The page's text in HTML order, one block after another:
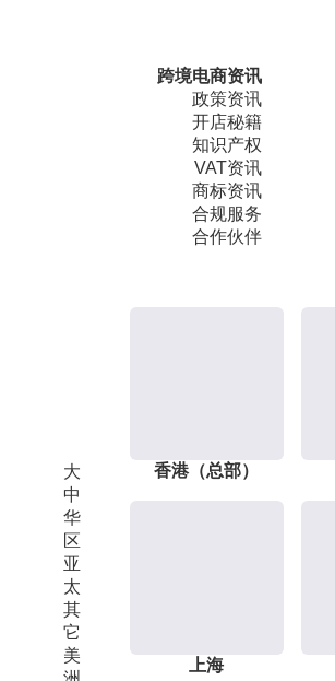
跨境电商资讯
政策资讯
开店秘籍
知识产权
VAT资讯
商标资讯
合规服务
合作伙伴
大
中
华
区
亚
太
其
它
美
香港（总部）
上海